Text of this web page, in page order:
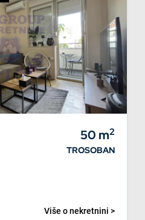
50 m2
TROSOBAN
Više o nekretnini >